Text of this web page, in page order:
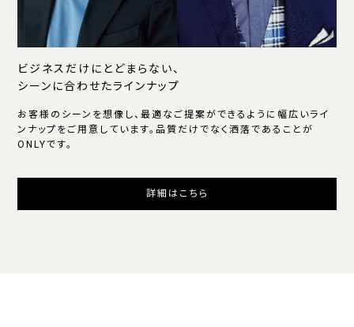
ビジネスだけにとどまらない、
シーンに合わせたラインナップ
お客様のシーンを想像し、最適なご提案ができるように幅広いライ
ンナップをご用意しています。品質だけでなく洒落であることが
ONLYです。
詳細はこちら